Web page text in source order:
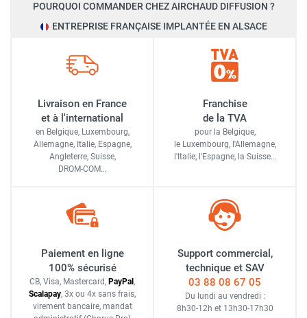
POURQUOI COMMANDER CHEZ AIRCHAUD DIFFUSION ?
ENTREPRISE FRANÇAISE IMPLANTÉE EN ALSACE
Livraison en France
et à l'international
en Belgique, Luxembourg,
Allemagne, Italie, Espagne,
Angleterre, Suisse,
DROM-COM…
Franchise
de la TVA
pour la Belgique,
le Luxembourg, l'Allemagne,
l'Italie, l'Espagne, la Suisse…
Paiement en ligne
100% sécurisé
CB, Visa, Mastercard, PayPal ,
Scalapay, 3x ou 4x sans frais,
virement bancaire, mandat
Support commercial,
technique et SAV
03 88 08 67 05
Du lundi au vendredi :
8h30-12h et 13h30-17h30